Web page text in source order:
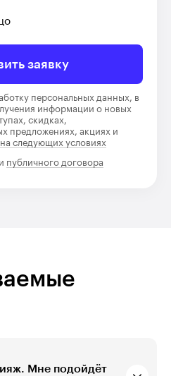
заявку
персональных данных, в
информации о новых
скидках,
предложениях, акциях и
на следующих условиях
публичного договора
Мне подойдёт